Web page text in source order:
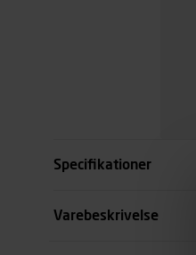
Specifikationer
Størrelse
Varebeskrivelse